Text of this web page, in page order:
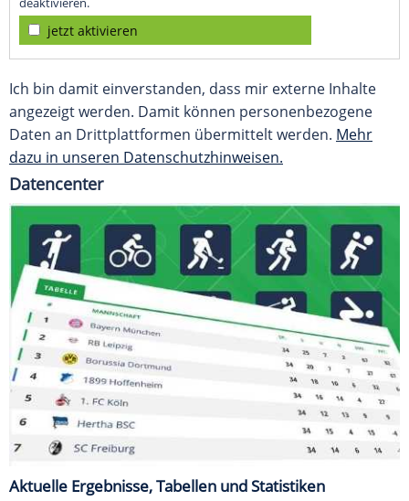
jetzt aktivieren
Ich bin damit einverstanden, dass mir externe Inhalte
angezeigt werden. Damit können personenbezogene
Daten an Drittplattformen übermittelt werden. Mehr
dazu in unseren Datenschutzhinweisen.
Datencenter
Aktuelle Ergebnisse, Tabellen und Statistiken